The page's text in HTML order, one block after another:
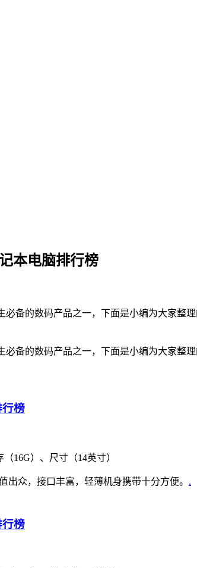
本电脑排行榜
备的数码产品之一，下面是小编为大家整
备的数码产品之一，下面是小编为大家整
16G）、尺寸（14英寸）
出众，接口丰富，轻薄机身携带十分方便。 .